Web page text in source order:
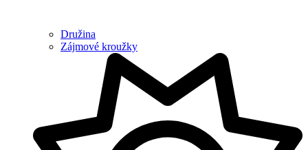
Družina
Zájmové kroužky